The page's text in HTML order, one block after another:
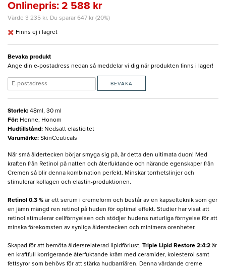
Onlinepris: 2 588 kr
Värde 3 235 kr. Du sparar 647 kr (20%)
Finns ej i lagret
Bevaka produkt
Ange din e-postadress nedan så meddelar vi dig när produkten finns i lager!
BEVAKA
Storlek: 48ml, 30 ml
För: Henne, Honom
Hudtillstånd: Nedsatt elasticitet
Varumärke: SkinCeuticals
När små åldertecken börjar smyga sig på, är detta den ultimata duon! Med
kraften från Retinol på natten och återfuktande och närande egenskaper från
Cremen så blir denna kombination perfekt. Minskar torrhetslinjer och
stimulerar kollagen och elastin-produktionen.
Retinol 0.3 % är ett serum i cremeform och består av en kapselteknik som ger
en jämn mängd ren retinol på huden för optimal effekt. Studier har visat att
retinol stimulerar cellförnyelsen och stödjer hudens naturliga förnyelse för att
minska förekomsten av synliga ålderstecken och minimera orenheter.
Skapad för att bemöta åldersrelaterad lipidförlust, Triple Lipid Restore 2:4:2 är
en kraftfull korrigerande återfuktande kräm med ceramider, kolesterol samt
fettsyror som behövs för att stärka hudbarriären. Denna vårdande creme